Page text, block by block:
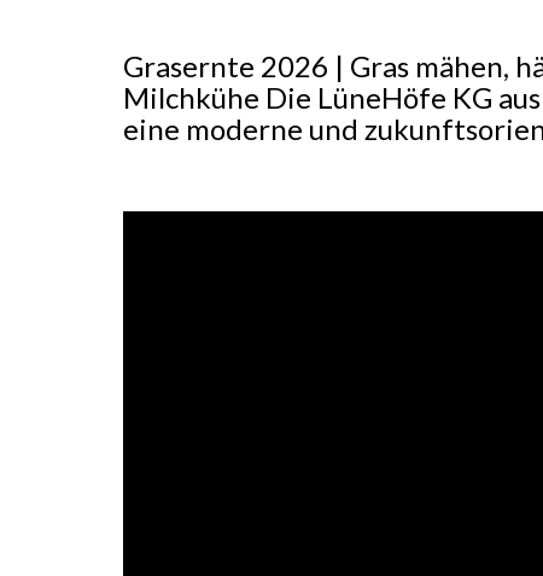
Grasernte 2026 | Gras mähen,
Milchkühe Die LüneHöfe KG
eine moderne und